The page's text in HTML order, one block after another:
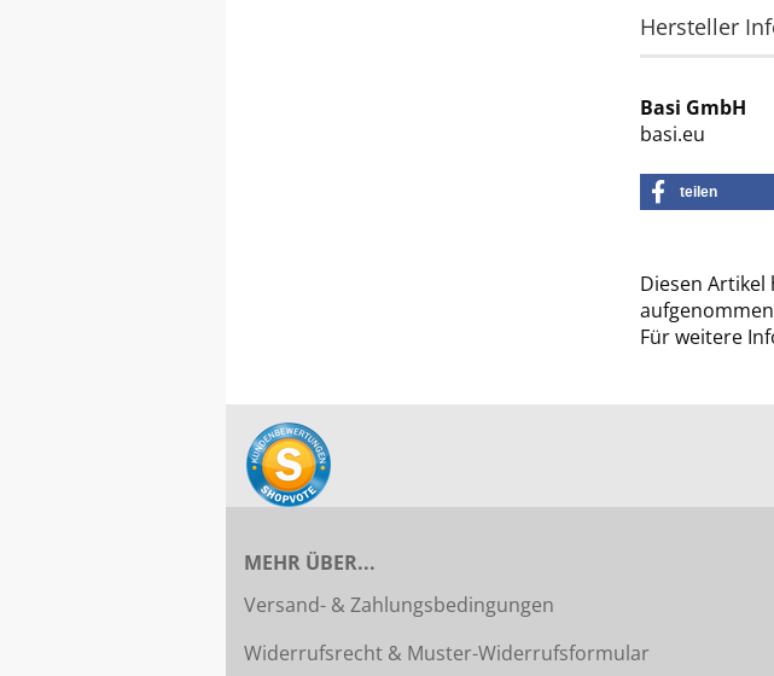
Hersteller
Basi GmbH
basi.eu
teilen
Diesen Artikel
Für weitere
MEHR ÜBER...
Versand- & Zahlungsbedingungen
Widerrufsrecht & Muster-Widerrufsformular